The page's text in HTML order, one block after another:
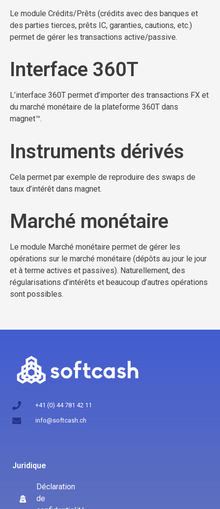
Le module Crédits/Prêts (crédits avec des banques et
des parties tierces, prêts IC, garanties, cautions, etc.)
permet de gérer les transactions active/passive.
Interface 360T
L’interface 360T permet d’importer des transactions FX et
du marché monétaire de la plateforme 360T dans
magnet™.
Instruments dérivés
Cela permet par exemple de reproduire des swaps de
taux d’intérêt dans magnet.
Marché monétaire
Le module Marché monétaire permet de gérer les
opérations sur le marché monétaire (dépôts au jour le jour
et à terme actives et passives). Naturellement, des
régularisations d’intérêts et beaucoup d’autres opérations
sont possibles.
+41 (0) 44 781 42 11
info@softcash.ch
Juridique
Déclaration
de